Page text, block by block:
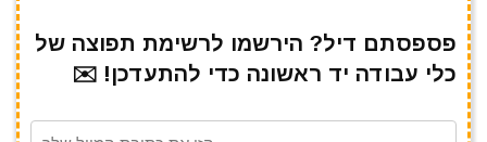
e
b
o
te
r
l
s
A
p
gr
a
m
e
פספסתם דיל? הירשמו לרשימת תפוצה של
כלי עבודה יד ראשונה כדי להתעדכן! ✉️